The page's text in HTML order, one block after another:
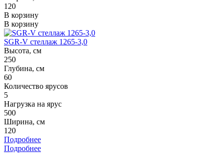
120
В корзину
В корзину
SGR-V стеллаж 1265-3,0
Высота, см
250
Глубина, см
60
Количество ярусов
5
Нагрузка на ярус
500
Ширина, см
120
Подробнее
Подробнее